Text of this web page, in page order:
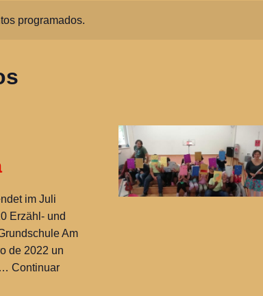
programados.
im Juli
Erzähl- und
Am
de 2022 un
…Continuar